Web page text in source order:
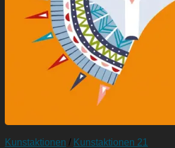
Kunstaktionen / Kunstaktionen 21